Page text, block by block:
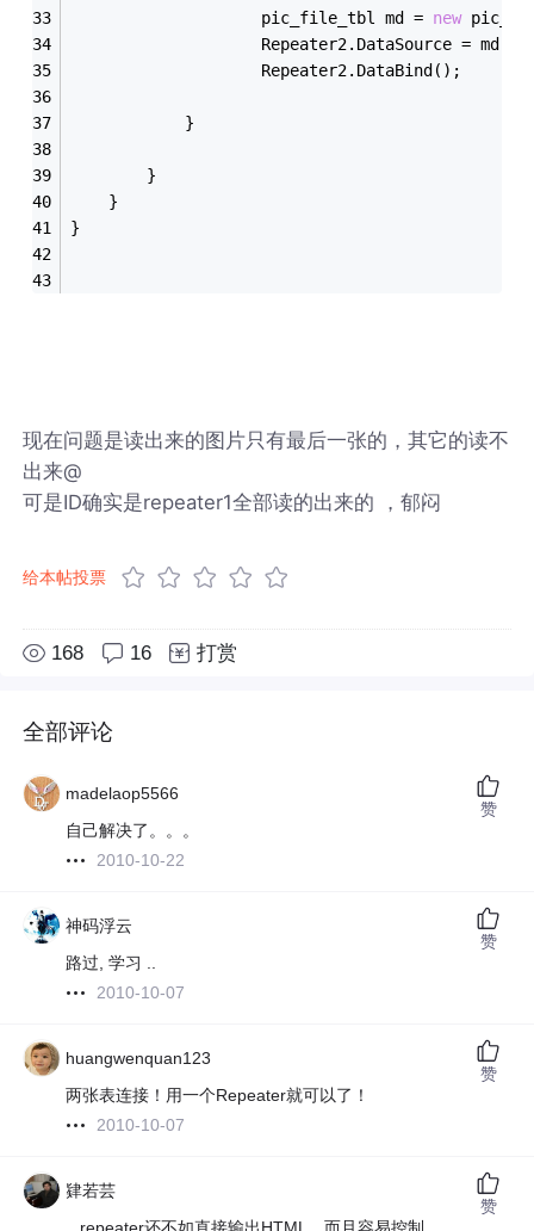
                    pic_file_tbl md =
new
Repeater2.DataSource =
                    Repeater2.DataBind();
            }
        }
    }
}
现在问题是读出来的图片只有最后一张的，其它的读不
出来@
可是ID确实是repeater1全部读的出来的 ，郁闷
给本帖投票
168 16 打赏
全部评论
madelaop5566
自己解决了。。。
2010-10-22
赞
神码浮云
路过, 学习 ..
2010-10-07
赞
huangwenquan123
两张表连接！用一个Repeater就可以了！
2010-10-07
赞
肄若芸
赞